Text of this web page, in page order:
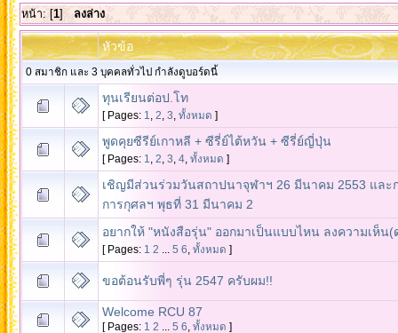
หน้า: [1]ลงล่าง
หัวข้อ
0 สมาชิก และ 3 บุคคลทั่วไป กำลังดูบอร์ดนี้
ทุนเรียนต่อป.โท
[ Pages: 1 2 3 ทั้งหมด ]
พูดคุยซีรีย์เกาหลี + ซีรี่ย์ไต้หวัน + ซีรี่ย์ญี่ปุ่น
[ Pages: 1 2 3 4, ทั้งหมด ]
เชิญมีส่วนร่วมวันสถาปนาจุฬาฯ 26 มีนาคม 2553 และ
การกุศลฯ พุธที่ 31 มีนาคม 2
อยากให้ "หนังสือรุ่น" ออกมาเป็นแบบไหน ลงความเห็น(
[ Pages: 1 2 5 6 ทั้งหมด ]
ขอต้อนรับพี่ๆ รุ่น 2547 ครับผม!!
Welcome RCU 87
[ Pages: 1 2 5 6 ทั้งหมด ]